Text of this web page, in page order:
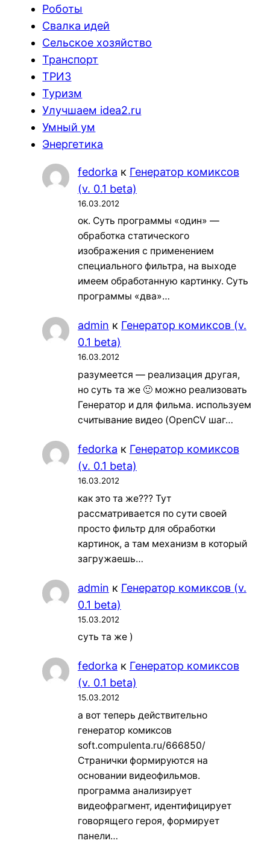
Роботы
Свалка идей
Сельское хозяйство
Транспорт
ТРИЗ
Туризм
Улучшаем idea2.ru
Умный ум
Энергетика
fedorka к Генератор комиксов
(v. 0.1 beta)
16.03.2012
ок. Суть программы «один» —
обработка статического
изображения с применением
специального фильтра, на выходе
имеем обработанную картинку. Суть
программы «два»…
admin к Генератор комиксов (v.
0.1 beta)
16.03.2012
разумеется — реализация другая,
но суть та же 🙂 можно реализовать
Генератор и для фильма. используем
считывание видео (OpenCV шаг…
fedorka к Генератор комиксов
(v. 0.1 beta)
16.03.2012
как это та же??? Тут
рассматривается по сути своей
просто фильтр для обработки
картинок, а там механизм в который
загружаешь…
admin к Генератор комиксов (v.
0.1 beta)
15.03.2012
суть та же )
fedorka к Генератор комиксов
(v. 0.1 beta)
15.03.2012
а вот теперь действительно
генератор комиксов
soft.compulenta.ru/666850/
Странички формируются на
основании видеофильмов.
программа анализирует
видеофрагмент, идентифицирует
говорящего героя, формирует
панели…